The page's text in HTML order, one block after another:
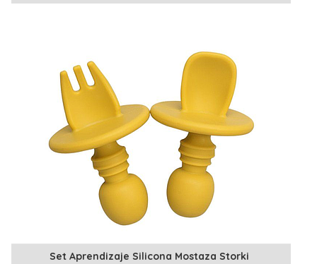
Set Aprendizaje Silicona Mostaza Storki